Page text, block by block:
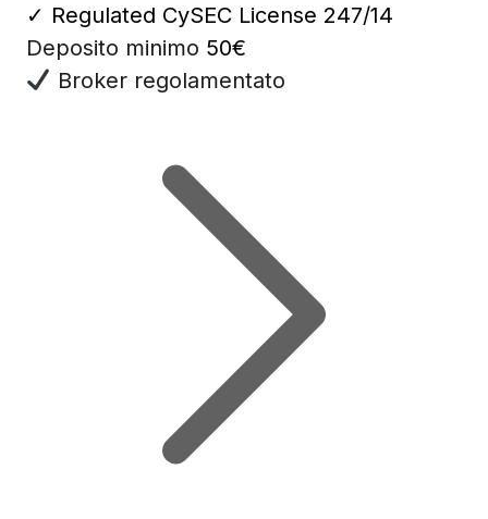
✓ Regulated CySEC License 247/14
Deposito minimo 50€
Broker regolamentato